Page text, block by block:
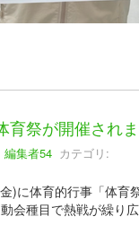
育祭が開催され
編集者54 カテゴリ:
)に体育的行事「体育
会種目で熱戦が繰り